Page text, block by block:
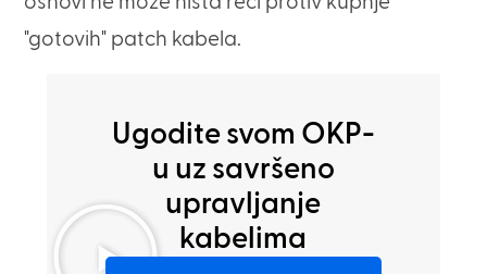
"gotovih" patch kabela.
Ugodite svom OKP-
u uz savršeno
upravljanje
kabelima